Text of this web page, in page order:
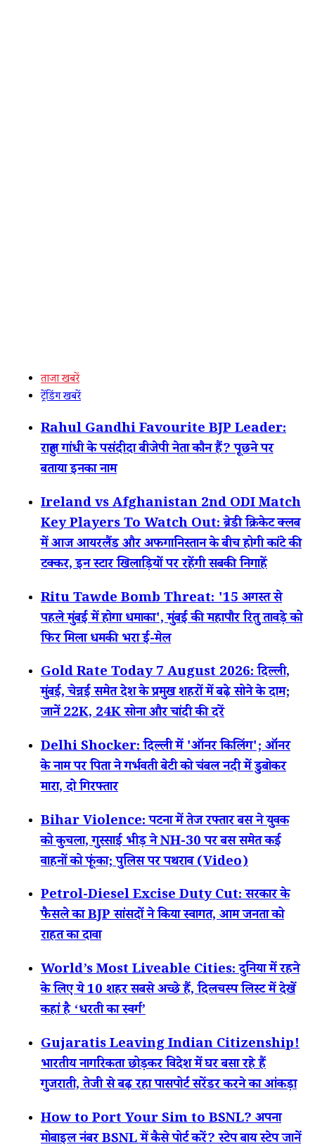
ताजा खबरें
ट्रेंडिंग खबरें
Rahul Gandhi Favourite BJP Leader:
राहुल गांधी के पसंदीदा बीजेपी नेता कौन हैं? पूछने पर
बताया इनका नाम
Ireland vs Afghanistan 2nd ODI Match
Key Players To Watch Out: ब्रेडी क्रिकेट क्लब
में आज आयरलैंड और अफगानिस्तान के बीच होगी कांटे की
टक्कर, इन स्टार खिलाड़ियों पर रहेंगी सबकी निगाहें
Ritu Tawde Bomb Threat: '15 अगस्त से
पहले मुंबई में होगा धमाका', मुंबई की महापौर रितु तावड़े को
फिर मिला धमकी भरा ई-मेल
Gold Rate Today 7 August 2026: दिल्ली,
मुंबई, चेन्नई समेत देश के प्रमुख शहरों में बढ़े सोने के दाम;
जानें 22K, 24K सोना और चांदी की दरें
Delhi Shocker: दिल्ली में 'ऑनर किलिंग'; ऑनर
के नाम पर पिता ने गर्भवती बेटी को चंबल नदी में डुबोकर
मारा, दो गिरफ्तार
Bihar Violence: पटना में तेज रफ्तार बस ने युवक
को कुचला, गुस्साई भीड़ ने NH-30 पर बस समेत कई
वाहनों को फूंका; पुलिस पर पथराव (Video)
Petrol-Diesel Excise Duty Cut: सरकार के
फैसले का BJP सांसदों ने किया स्वागत, आम जनता को
राहत का दावा
World’s Most Liveable Cities: दुनिया में रहने
के लिए ये 10 शहर सबसे अच्छे हैं, दिलचस्प लिस्ट में देखें
कहां है ‘धरती का स्वर्ग’
Gujaratis Leaving Indian Citizenship!
भारतीय नागरिकता छोड़कर विदेश में घर बसा रहे हैं
गुजराती, तेजी से बढ़ रहा पासपोर्ट सरेंडर करने का आंकड़ा
How to Port Your Sim to BSNL? अपना
मोबाइल नंबर BSNL में कैसे पोर्ट करें? स्टेप बाय स्टेप जानें